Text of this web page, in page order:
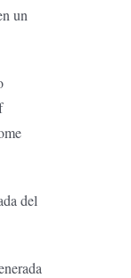
un
del